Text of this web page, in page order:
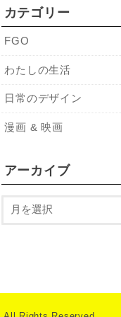
カテゴリー
FGO
わたしの生活
日常のデザイン
漫画 & 映画
アーカイブ